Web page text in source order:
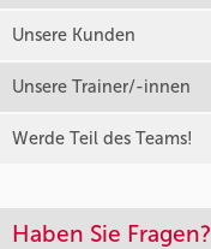
Haben Sie Fragen?
Unsere Kunden
Unsere Trainer/-innen
Werde Teil des Teams!